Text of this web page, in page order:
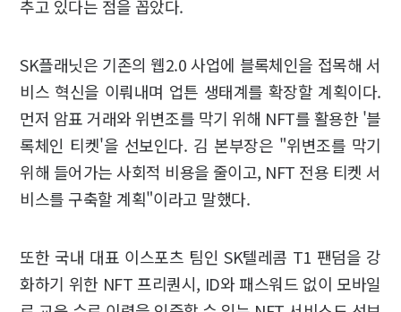
추고 있다는 점을 꼽았다.
SK플래닛은 기존의 웹2.0 사업에 블록체인을 접목해 서
비스 혁신을 이뤄내며 업튼 생태계를 확장할 계획이다.
먼저 암표 거래와 위변조를 막기 위해 NFT를 활용한 '블
록체인 티켓'을 선보인다. 김 본부장은 "위변조를 막기
위해 들어가는 사회적 비용을 줄이고, NFT 전용 티켓 서
비스를 구축할 계획"이라고 말했다.
또한 국내 대표 이스포츠 팀인 SK텔레콤 T1 팬덤을 강
화하기 위한 NFT 프리퀀시, ID와 패스워드 없이 모바일